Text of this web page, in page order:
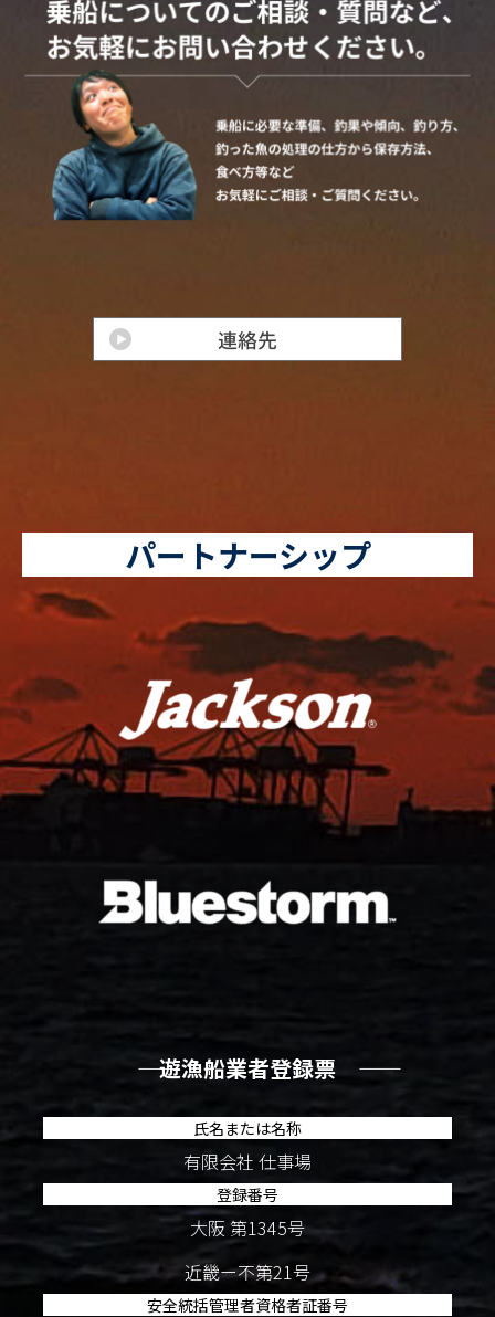
パートナーシップ
―― 遊漁船業者登録票 ――
氏名または名称
有限会社 仕事場
登録番号
大阪 第1345号
近畿ー不第21号
安全統括管理者資格者証番号